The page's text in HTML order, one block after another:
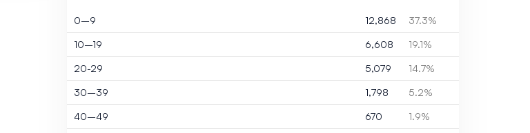
0–9 12,868 37.3%
10–19 6,608 19.1%
20-29 5,079 14.7%
30–39 1,798 5.2%
40–49 670 1.9%